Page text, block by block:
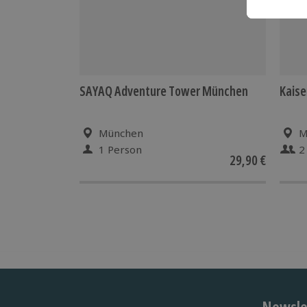
SAYAQ Adventure Tower München
München
1 Person
29,90 €